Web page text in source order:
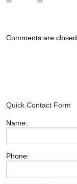
Comments are closed.
Quick Contact Form
Name:
Phone: